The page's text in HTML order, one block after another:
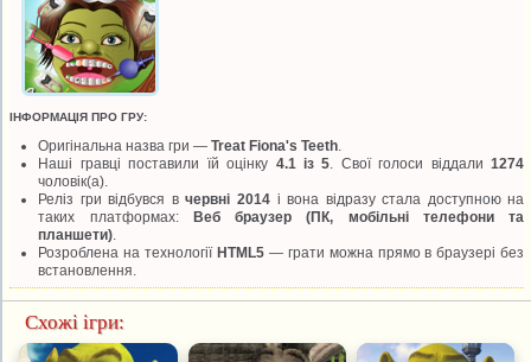
ІНФОРМАЦІЯ ПРО ГРУ:
Оригінальна назва гри —Treat Fiona's Teeth
Наші гравці поставили їй оцінку 4.1 із 5 . Свої голоси віддали1274
чоловік(а).
Реліз гри відбувся вчервні 2014і вона відразу стала доступною на
таких платформах: Веб браузер (ПК, мобільні телефони та
планшети)
Розроблена на технології HTML5— грати можна прямо в браузері без
встановлення.
Схожі ігри: